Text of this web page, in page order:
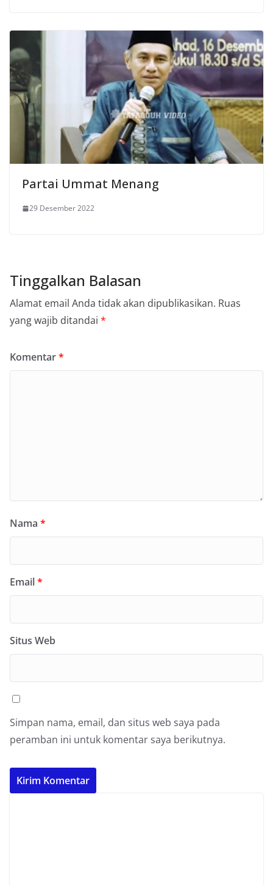
Partai Ummat Menang
29 Desember 2022
Tinggalkan Balasan
Alamat email Anda tidak akan dipublikasikan. Ruas
yang wajib ditandai *
Komentar*
Nama *
Email*
Situs Web
Simpan nama, email, dan situs web saya pada
peramban ini untuk komentar saya berikutnya.